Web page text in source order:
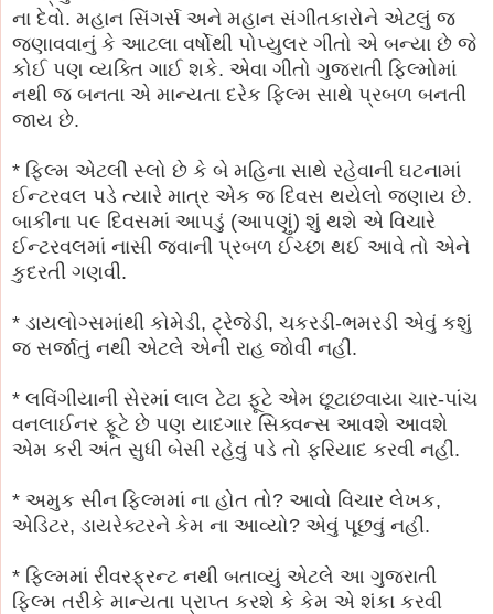
ના દેવો. મહાન સિંગર્સ અને મહાન સંગીતકારોને એટલું જ
જણાવવાનું કે આટલા વર્ષોથી પોપ્યુલર ગીતો એ બન્યા છે જે
કોઈ પણ વ્યક્તિ ગાઈ શકે. એવા ગીતો ગુજરાતી ફિલ્મોમાં
નથી જ બનતા એ માન્યતા દરેક ફિલ્મ સાથે પ્રબળ બનતી
જાય છે.
* ફિલ્મ એટલી સ્લો છે કે બે મહિના સાથે રહેવાની ઘટનામાં
ઈન્ટરવલ પડે ત્યારે માત્ર એક જ દિવસ થયેલો જણાય છે.
બાકીના ૫૯ દિવસમાં આપડું (આપણું) શું થશે એ વિચારે
ઈન્ટરવલમાં નાસી જવાની પ્રબળ ઈચ્છા થઈ આવે તો એને
કુદરતી ગણવી.
* ડાયલોગ્સમાંથી કોમેડી, ટ્રેજેડી, ચકરડી-ભમરડી એવું કશું
જ સર્જાતું નથી એટલે એની રાહ જોવી નહીં.
* લવિંગીયાની સેરમાં લાલ ટેટા ફૂટે એમ છૂટાછવાયા ચાર-પાંચ
વનલાઈનર ફૂટે છે પણ યાદગાર સિક્વન્સ આવશે આવશે
એમ કરી અંત સુધી બેસી રહેવું પડે તો ફરિયાદ કરવી નહીં.
* અમુક સીન ફિલ્મમાં ના હોત તો? આવો વિચાર લેખક,
એડિટર, ડાયરેક્ટરને કેમ ના આવ્યો? એવું પૂછવું નહીં.
* ફિલ્મમાં રીવરફ્રન્ટ નથી બતાવ્યું એટલે આ ગુજરાતી
ફિલ્મ તરીકે માન્યતા પ્રાપ્ત કરશે કે કેમ એ શંકા કરવી